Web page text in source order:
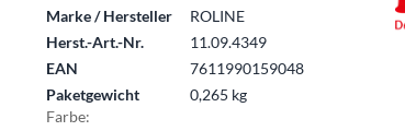
Marke / Hersteller
ROLINE
Herst.-Art.-Nr.
11.09.4349
EAN
7611990159048
Paketgewicht
0,265 kg
Farbe: